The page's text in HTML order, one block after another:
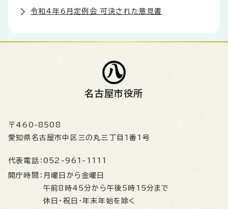
令和4年6月定例会 可決された意見書
名古屋市役所
〒460-8508
愛知県名古屋市中区三の丸三丁目1番1号
代表電話： 052-961-1111
開庁時間： 月曜日から金曜日
午前8時45分から午後5時15分まで
休日・祝日・年末年始を除く